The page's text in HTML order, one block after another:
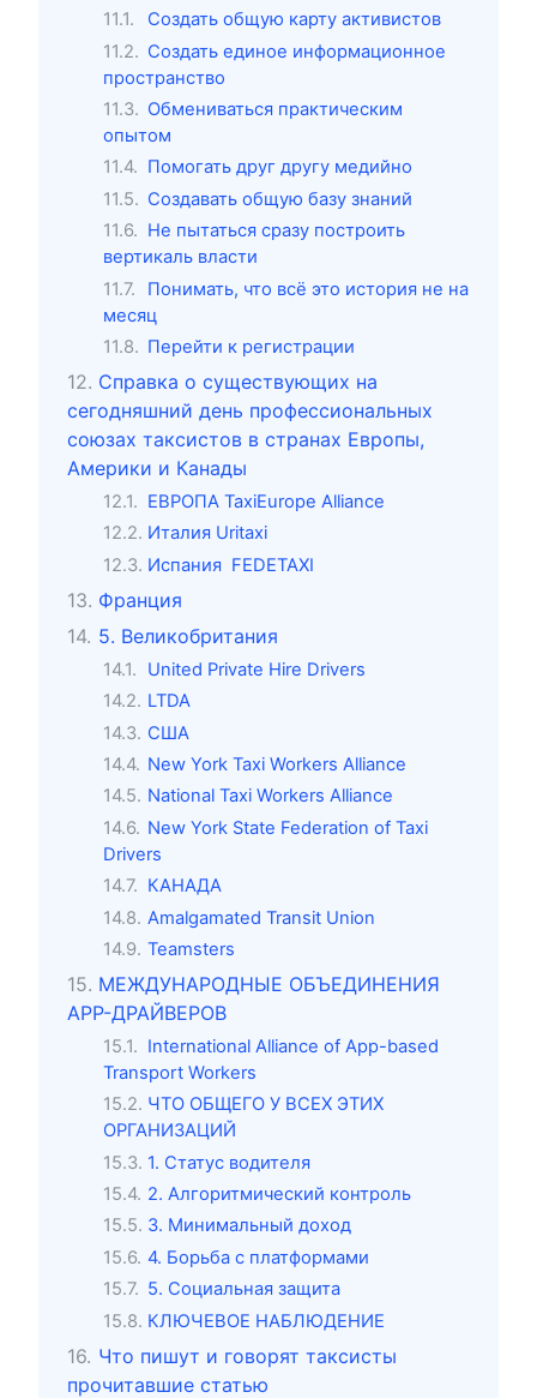
Создать общую карту активистов
Создать единое информационное
пространство
Обмениваться практическим
опытом
Помогать друг другу медийно
Создавать общую базу знаний
Не пытаться сразу построить
вертикаль власти
Понимать, что всё это история не на
месяц
Перейти к регистрации
Справка о существующих на
сегодняшний день профессиональных
союзах таксистов в странах Европы,
Америки и Канады
ЕВРОПА TaxiEurope Alliance
Италия Uritaxi
Испания FEDETAXI
Франция
5. Великобритания
United Private Hire Drivers
LTDA
США
New York Taxi Workers Alliance
National Taxi Workers Alliance
New York State Federation of Taxi
Drivers
КАНАДА
Amalgamated Transit Union
Teamsters
МЕЖДУНАРОДНЫЕ ОБЪЕДИНЕНИЯ
APP-ДРАЙВЕРОВ
International Alliance of App-based
Transport Workers
ЧТО ОБЩЕГО У ВСЕХ ЭТИХ
ОРГАНИЗАЦИЙ
1. Статус водителя
2. Алгоритмический контроль
3. Минимальный доход
4. Борьба с платформами
5. Социальная защита
КЛЮЧЕВОЕ НАБЛЮДЕНИЕ
Что пишут и говорят таксисты
прочитавшие статью